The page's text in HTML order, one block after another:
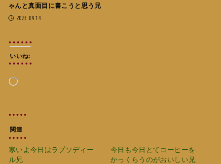
ゃんと真面目に書こうと思う兄
2023.09.14
いいね:
み
中…
関連
寒いよ今日はラプソディー
ル兄
今日も今日とてコーヒーを
かっくらうのがおいしい兄